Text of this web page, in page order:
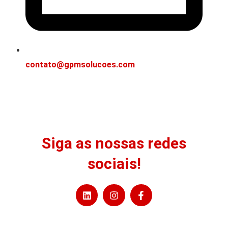
contato@gpmsolucoes.com
Siga as nossas redes
sociais!